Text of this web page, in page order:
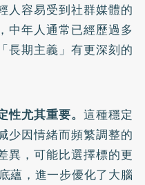
人容易受到社群媒體的
中年人通常已經歷過多
長期主義」有更深刻的
尤其重要。 這種穩定
少因情緒而頻繁調整的
異，可能比選擇標的更
蘊，進一步優化了大腦